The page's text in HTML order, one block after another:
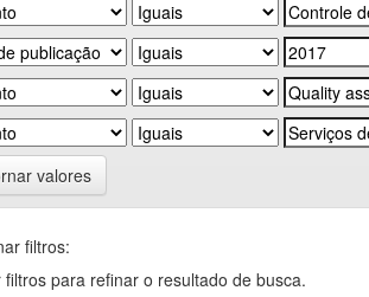
valores
filtros:
filtros para refinar o resultado de busca.